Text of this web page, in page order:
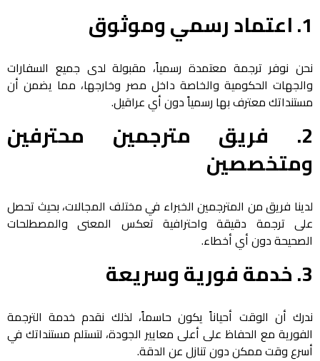
1. اعتماد رسمي وموثوق
نحن نوفر ترجمة معتمدة رسمياً، مقبولة لدى جميع السفارات
والجهات الحكومية والخاصة داخل مصر وخارجها، مما يضمن أن
مستنداتك معترف بها رسمياً دون أي عراقيل.
2. فريق مترجمين محترفين
ومتخصصين
لدينا فريق من المترجمين الخبراء في مختلف المجالات، بحيث تحصل
على ترجمة دقيقة واحترافية تعكس المعنى والمصطلحات
الصحيحة دون أي أخطاء.
3. خدمة فورية وسريعة
ندرك أن الوقت أحياناً يكون حاسماً، لذلك نقدم خدمة الترجمة
الفورية مع الحفاظ على أعلى معايير الجودة، لتستلم مستنداتك في
أسرع وقت ممكن دون تنازل عن الدقة.